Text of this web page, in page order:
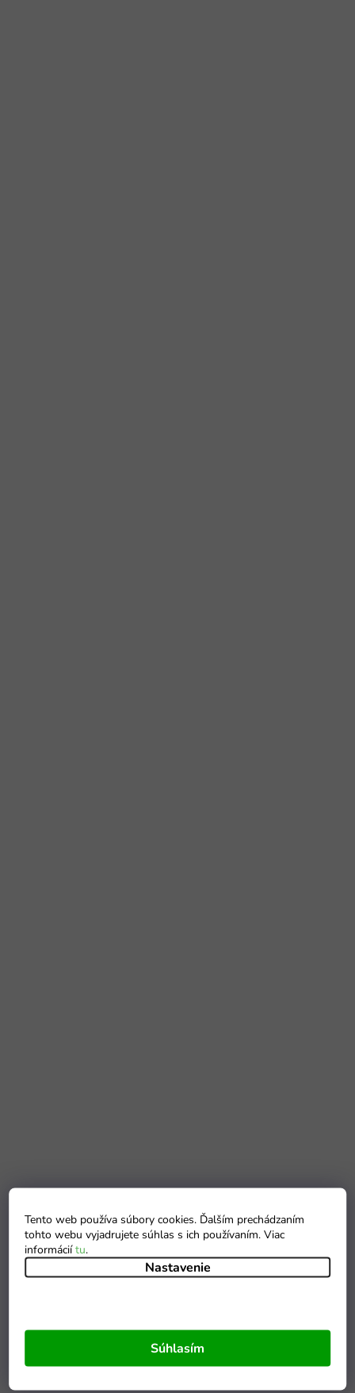
Tento web používa súbory cookies. Ďalším prechádzaním
tohto webu vyjadrujete súhlas s ich používaním. Viac
informáciítu.
Nastavenie
Súhlasím